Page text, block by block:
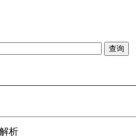
析